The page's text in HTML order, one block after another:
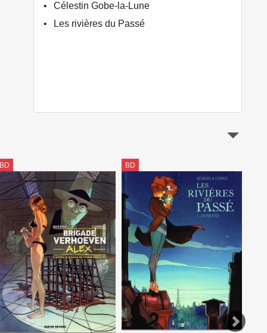
Célestin Gobe-la-Lune
Les rivières du Passé
BD BD